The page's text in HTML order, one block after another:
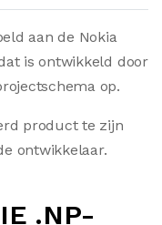
aan de Nokia
is ontwikkeld door
op.
product te zijn
ontwikkelaar.
.NP-